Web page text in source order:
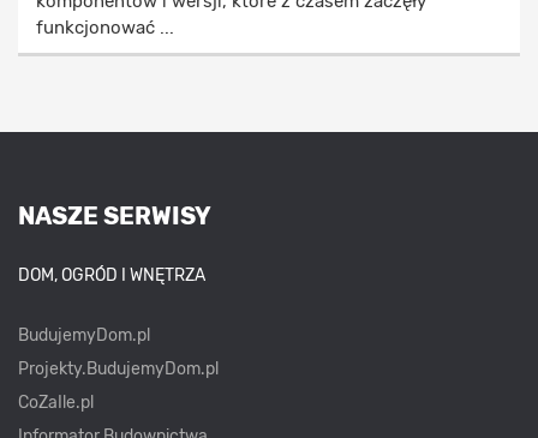
funkcjonować ...
NASZE SERWISY
DOM, OGRÓD I WNĘTRZA
BudujemyDom.pl
Projekty.BudujemyDom.pl
CoZaIle.pl